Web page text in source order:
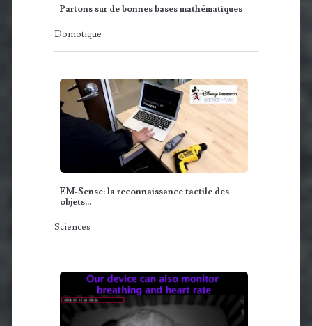
Partons sur de bonnes bases mathématiques
Domotique
EM-Sense: la reconnaissance tactile des
objets…
Sciences